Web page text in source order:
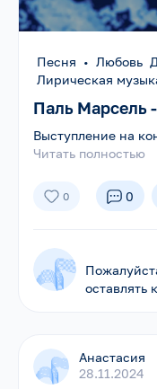
Песня • Любовь
Лирическая
Паль Марсель
Выступление на
Читать полностью
0 0
оставлять
Анастасия
28.11.2024